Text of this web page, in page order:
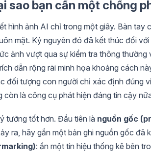
sao bạn cần một chồng
hình ảnh AI chỉ trong một giây. Bàn tay
mặt. Kỷ nguyên đó đã kết thúc đối
ảnh vượt qua sự kiểm tra thông thường
dẫn rộng rãi minh họa khoảng cách
đối tượng con người chỉ xác định đúng
là công cụ phát hiện đáng tin cậy
tưởng tốt hơn. Đầu tiên là nguồn gốc
ra, hãy gắn một bản ghi nguồn gốc đã
: ẩn một tín hiệu thống kê bên